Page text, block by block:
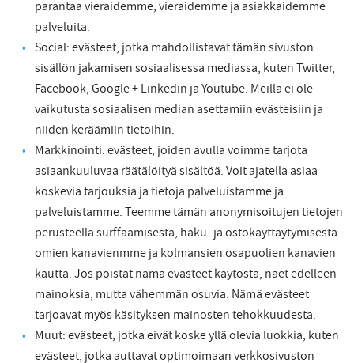
parantaa vieraidemme, vieraidemme ja asiakkaidemme
palveluita.
Social: evästeet, jotka mahdollistavat tämän sivuston
sisällön jakamisen sosiaalisessa mediassa, kuten Twitter,
Facebook, Google + Linkedin ja Youtube. Meillä ei ole
vaikutusta sosiaalisen median asettamiin evästeisiin ja
niiden keräämiin tietoihin.
Markkinointi: evästeet, joiden avulla voimme tarjota
asiaankuuluvaa räätälöityä sisältöä. Voit ajatella asiaa
koskevia tarjouksia ja tietoja palveluistamme ja
palveluistamme. Teemme tämän anonymisoitujen tietojen
perusteella surffaamisesta, haku- ja ostokäyttäytymisestä
omien kanavienmme ja kolmansien osapuolien kanavien
kautta. Jos poistat nämä evästeet käytöstä, näet edelleen
mainoksia, mutta vähemmän osuvia. Nämä evästeet
tarjoavat myös käsityksen mainosten tehokkuudesta.
Muut: evästeet, jotka eivät koske yllä olevia luokkia, kuten
evästeet, jotka auttavat optimoimaan verkkosivuston